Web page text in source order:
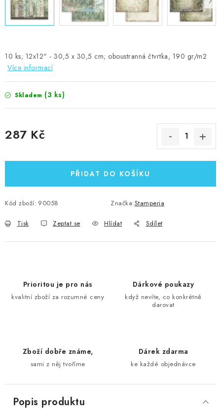
10 ks; 12x12" - 30,5 x 30,5 cm; oboustranná čtvrtka, 190 gr/m2
Více informací
Skladem (3 ks)
287 Kč
PŘIDAT DO KOŠÍKU
Kód zboží: 90058 Značka:Stamperia
Tisk Zeptat se Hlídat Sdílet
Prioritou je pro nás
kvalitní zboží za rozumné ceny
Dárkové poukazy
když nevíte, co konkrétně
darovat
Zboží dobře známe,
sami z něj tvoříme
Dárek zdarma
ke každé objednávce
Popis produktu